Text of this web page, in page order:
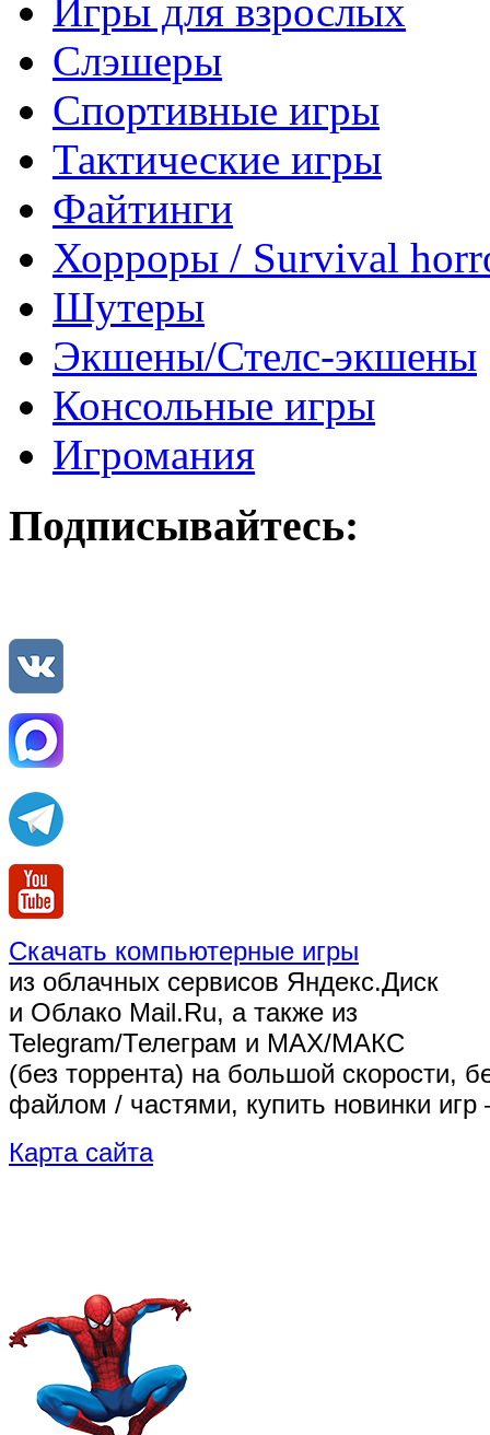
Игры для взрослых
Слэшеры
Спортивные игры
Тактические игры
Файтинги
Хорроры / Survival
Шутеры
Экшены/Стелс-экшены
Консольные игры
Игромания
Подписывайтесь:
Скачать компьютерные игры
из облачных сервисов Яндекс.Диск
и Облако Mail.Ru, а также из
Telegram/Телеграм и MAX/МАКС
(без торрента) на большой скорости,
файлом / частями, купить новинки
Карта сайта